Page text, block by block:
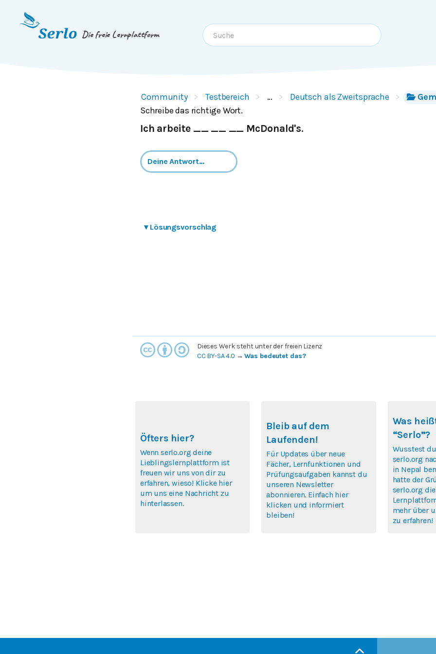
Springe zum
Die freie Lernplattform
Community Testbereich … Deutsch als Zweitsprache
Schreibe das richtige Wort.
Ich arbeite __ __ __ McDonald's.
▾ Lösungsvorschlag
Dieses Werk steht unter der freien Lizenz
CC BY-SA 4.0 →Was bedeutet das?
Öfters hier?
Wenn serlo.org deine
Lieblingslernplattform ist
freuen wir uns von dir zu
erfahren, wieso! Klicke hier
um uns eine Nachricht zu
hinterlassen.
Bleib auf dem
Laufenden!
Für Updates über neue
Fächer, Lernfunktionen und
Prüfungsaufgaben kannst du
unseren Newsletter
abonnieren. Einfach hier
klicken und informiert
bleiben!
Was
“Serlo”?
Wusstest
serlo.org
in Nepal
hatte der
serlo.org
mehr über
zu erfahren!